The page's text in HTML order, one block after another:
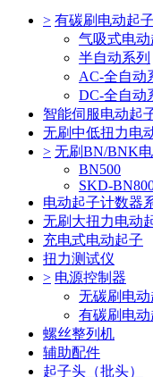
> 有碳刷电动起子
气吸式电动
半自动系列
AC-全自动
DC-全自动
智能伺服电动起
无刷中低扭力电
> 无刷BN/BNK
BN500
SKD-
电动起子计数器
无刷大扭力电动
充电式电动起子
扭力测试仪
> 电源控制器
无碳刷电动
有碳刷电动
螺丝整列机
辅助配件
起子头（批头）